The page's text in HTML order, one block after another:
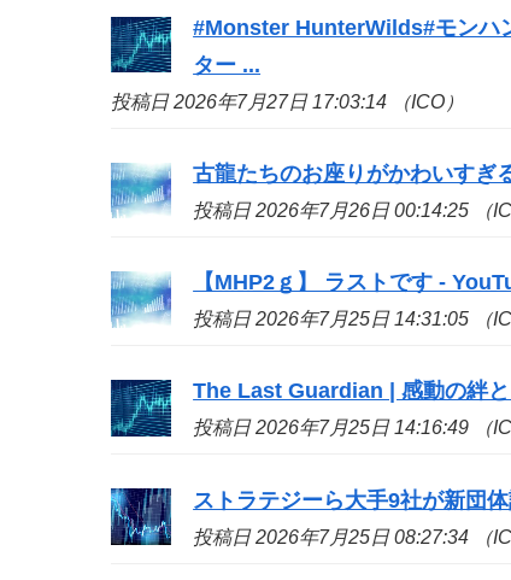
#Monster HunterWilds#モンハ
ター ...
投稿日 2026年7月27日 17:03:14 （ICO）
古龍たちのお座りがかわいすぎ
投稿日 2026年7月26日 00:14:25 （
【MHP2ｇ】 ラストです -
投稿日 2026年7月25日 14:31:05 （
The Last Guardian | 感動の絆
投稿日 2026年7月25日 14:16:49 （
ストラテジーら大手9社が新団
投稿日 2026年7月25日 08:27:34 （